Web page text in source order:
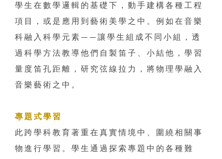
學生在數學邏輯的基礎下，動手建構各種工程
項目，或是應用到藝術美學之中。例如在音樂
科融入科學元素——讓學生組成不同小組，透
過科學方法教導他們自製笛子、小結他，學習
量度笛孔距離，研究弦線拉力，將物理學融入
音樂藝術之中。
專題式學習
此跨學科教育著重在真實情境中、圍繞相關事
物進行學習。學生通過探索專題中的各種難